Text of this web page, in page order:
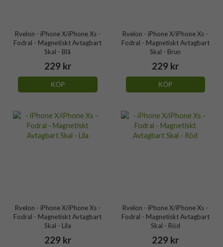
Rvelon - iPhone X/iPhone Xs -
Fodral - Magnetiskt Avtagbart
Skal - Blå
229 kr
KÖP
Rvelon - iPhone X/iPhone Xs -
Fodral - Magnetiskt Avtagbart
Skal - Brun
229 kr
KÖP
Rvelon - iPhone X/iPhone Xs -
Fodral - Magnetiskt Avtagbart
Skal - Lila
229 kr
Rvelon - iPhone X/iPhone Xs -
Fodral - Magnetiskt Avtagbart
Skal - Röd
229 kr